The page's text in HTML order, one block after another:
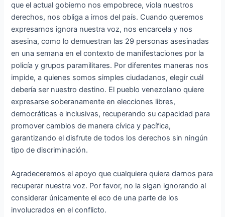
que el actual gobierno nos empobrece, viola nuestros
derechos, nos obliga a irnos del país. Cuando queremos
expresarnos ignora nuestra voz, nos encarcela y nos
asesina, como lo demuestran las 29 personas asesinadas
en una semana en el contexto de manifestaciones por la
policía y grupos paramilitares. Por diferentes maneras nos
impide, a quienes somos simples ciudadanos, elegir cuál
debería ser nuestro destino. El pueblo venezolano quiere
expresarse soberanamente en elecciones libres,
democráticas e inclusivas, recuperando su capacidad para
promover cambios de manera cívica y pacífica,
garantizando el disfrute de todos los derechos sin ningún
tipo de discriminación.
Agradeceremos el apoyo que cualquiera quiera darnos para
recuperar nuestra voz. Por favor, no la sigan ignorando al
considerar únicamente el eco de una parte de los
involucrados en el conflicto.